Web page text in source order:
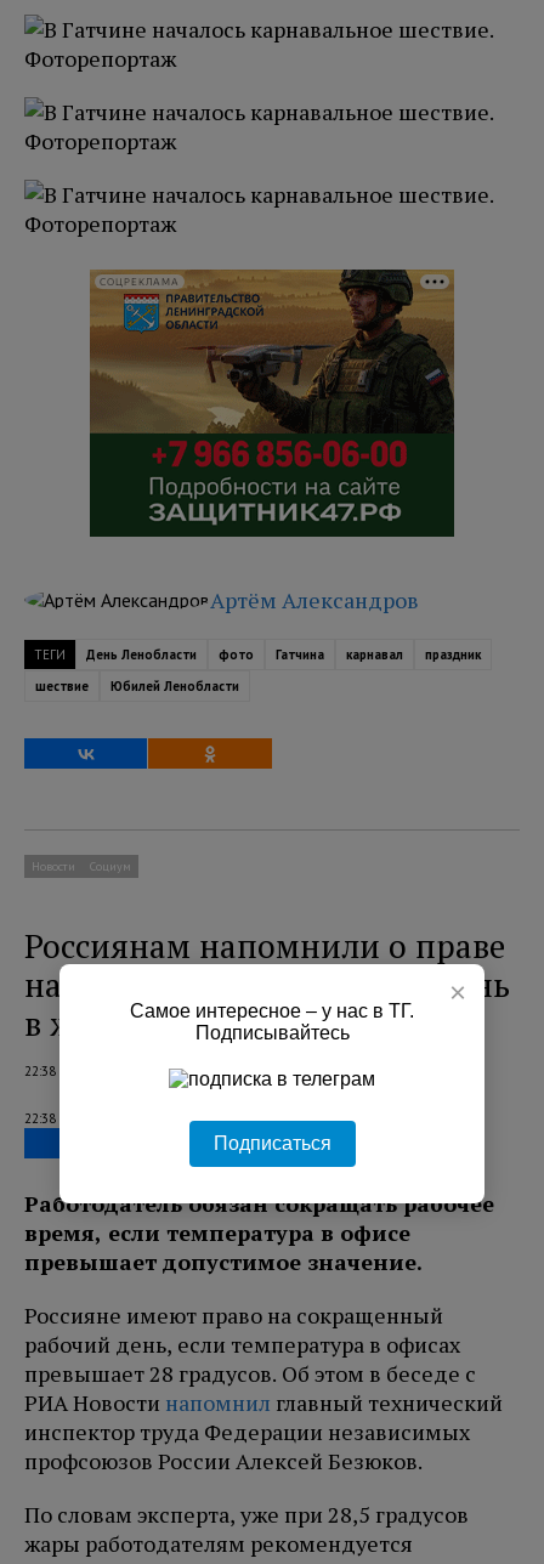
СОЦРЕКЛАМА
Артём Александров
ТЕГИ День Ленобласти фото Гатчина карнавал
праздник
шествие
Юбилей Ленобласти
Новости Социум
Россиянам напомнили о праве
на сокращенный рабочий день
в жару
22:38 06.08.2026
22:38 06.08.2026
Работодатель обязан сокращать рабочее
время, если температура в офисе
превышает допустимое значение.
Россияне имеют право на сокращенный
рабочий день, если температура в офисах
превышает 28 градусов. Об этом в беседе с
РИА Новости напомнил главный технический
инспектор труда Федерации независимых
профсоюзов России Алексей Безюков.
По словам эксперта, уже при 28,5 градусов
жары работодателям рекомендуется
×
Самое интересное – у нас в ТГ.
Подписывайтесь
Подписаться